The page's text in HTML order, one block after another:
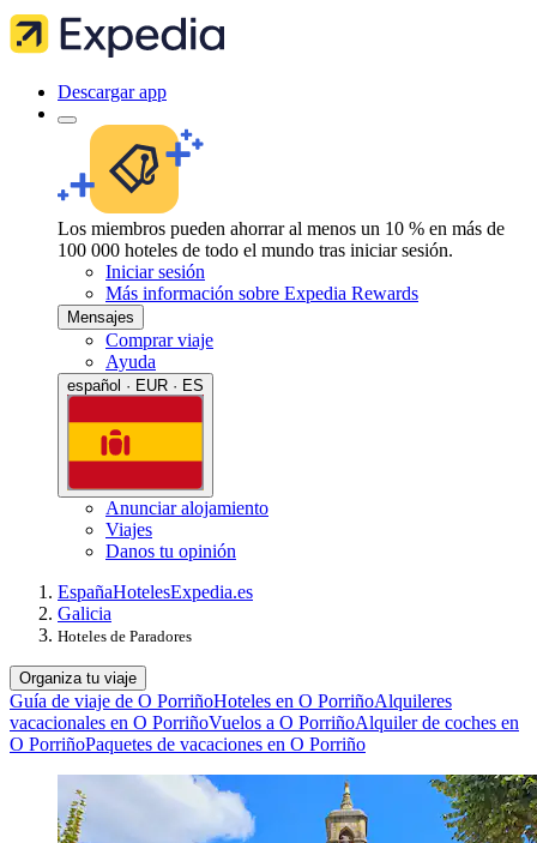
Descargar app
Los miembros pueden ahorrar al menos un 10 % en más de
100 000 hoteles de todo el mundo tras iniciar sesión.
Iniciar sesión
Más información sobre Expedia Rewards
Mensajes
Comprar viaje
Ayuda
español · EUR · ES
Anunciar alojamiento
Viajes
Danos tu opinión
EspañaHotelesExpedia.es
Galicia
Hoteles de Paradores
Organiza tu viaje
Guía de viaje de O PorriñoHoteles en O PorriñoAlquileres
vacacionales en O PorriñoVuelos a O PorriñoAlquiler de coches en
O PorriñoPaquetes de vacaciones en O Porriño